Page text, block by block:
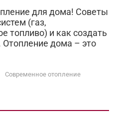
для дома! Советы
(газ,
топливо) и как создать
дома – это
Современное отопление